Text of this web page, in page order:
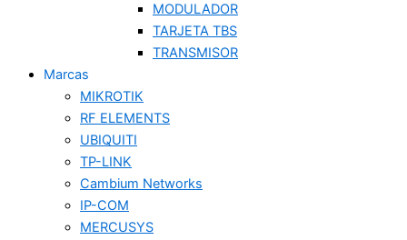
MODULADOR
TARJETA TBS
TRANSMISOR
Marcas
MIKROTIK
RF ELEMENTS
UBIQUITI
TP-LINK
Cambium Networks
IP-COM
MERCUSYS